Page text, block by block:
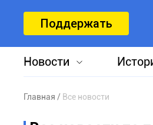
Поддержать
Новости
Главная Все новости